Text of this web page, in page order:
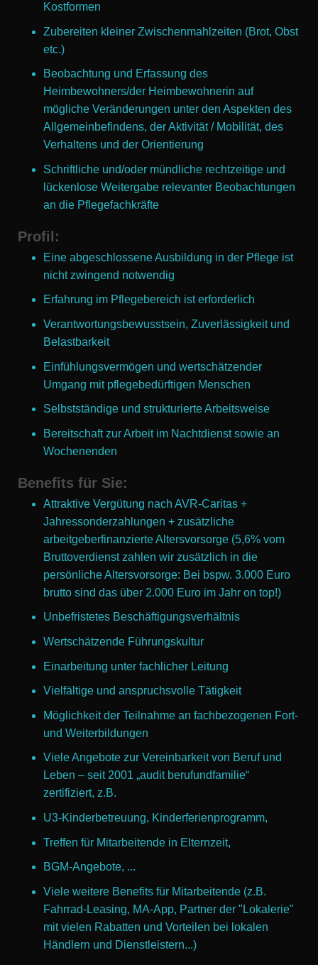
Kostformen
Zubereiten kleiner Zwischenmahlzeiten (Brot, Obst
etc.)
Beobachtung und Erfassung des
Heimbewohners/der Heimbewohnerin auf
mögliche Veränderungen unter den Aspekten des
Allgemeinbefindens, der Aktivität / Mobilität, des
Verhaltens und der Orientierung
Schriftliche und/oder mündliche rechtzeitige und
lückenlose Weitergabe relevanter Beobachtungen
an die Pflegefachkräfte
Profil :
Eine abgeschlossene Ausbildung in der Pflege ist
nicht zwingend notwendig
Erfahrung im Pflegebereich ist erforderlich
Verantwortungsbewusstsein, Zuverlässigkeit und
Belastbarkeit
Einfühlungsvermögen und wertschätzender
Umgang mit pflegebedürftigen Menschen
Selbstständige und strukturierte Arbeitsweise
Bereitschaft zur Arbeit im Nachtdienst sowie an
Wochenenden
Benefits für Sie:
Attraktive Vergütung nach AVR-Caritas +
Jahressonderzahlungen + zusätzliche
arbeitgeberfinanzierte Altersvorsorge (5,6% vom
Bruttoverdienst zahlen wir zusätzlich in die
persönliche Altersvorsorge: Bei bspw. 3.000 Euro
brutto sind das über 2.000 Euro im Jahr on top!)
Unbefristetes Beschäftigungsverhältnis
Wertschätzende Führungskultur
Einarbeitung unter fachlicher Leitung
Vielfältige und anspruchsvolle Tätigkeit
Möglichkeit der Teilnahme an fachbezogenen Fort-
und Weiterbildungen
Viele Angebote zur Vereinbarkeit von Beruf und
Leben – seit 2001 „audit berufundfamilie“
zertifiziert, z.B.
U3-Kinderbetreuung, Kinderferienprogramm,
Treffen für Mitarbeitende in Elternzeit,
BGM-Angebote, ...
Viele weitere Benefits für Mitarbeitende (z.B.
Fahrrad-Leasing, MA-App, Partner der "Lokalerie"
mit vielen Rabatten und Vorteilen bei lokalen
Händlern und Dienstleistern...)